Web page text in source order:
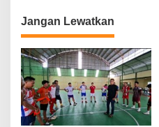
Jangan Lewatkan